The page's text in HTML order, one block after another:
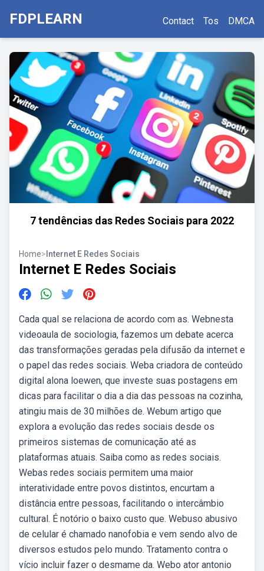
FDPLEARN Contact Tos DMCA
7 tendências das Redes Sociais para 2022
Home> Internet E Redes Sociais
Internet E Redes Sociais
Cada qual se relaciona de acordo com as. Webnesta
videoaula de sociologia, fazemos um debate acerca
das transformações geradas pela difusão da internet e
o papel das redes sociais. Weba criadora de conteúdo
digital alona loewen, que investe suas postagens em
dicas para facilitar o dia a dia das pessoas na cozinha,
atingiu mais de 30 milhões de. Webum artigo que
explora a evolução das redes sociais desde os
primeiros sistemas de comunicação até as
plataformas atuais. Saiba como as redes sociais.
Webas redes sociais permitem uma maior
interatividade entre povos distintos, encurtam a
distância entre pessoas, facilitando o intercâmbio
cultural. É notório o baixo custo que. Webuso abusivo
de celular é chamado nanofobia e vem sendo alvo de
diversos estudos pelo mundo. Tratamento contra o
vício incluir fazer o desmame da. Webo ator antonio